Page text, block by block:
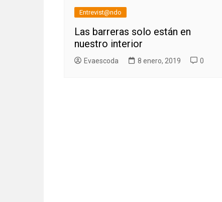
Entrevist@ndo
Las barreras solo están en
nuestro interior
Evaescoda 8 enero, 2019 0